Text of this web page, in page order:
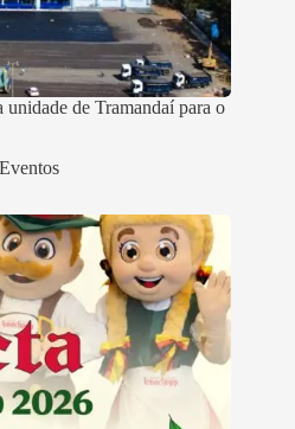
de Tramandaí para o
Eventos